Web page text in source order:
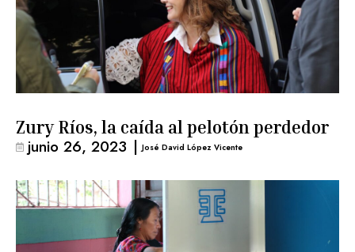
Zury Ríos, la caída al pelotón perdedor
junio 26, 2023 | José David López Vicente